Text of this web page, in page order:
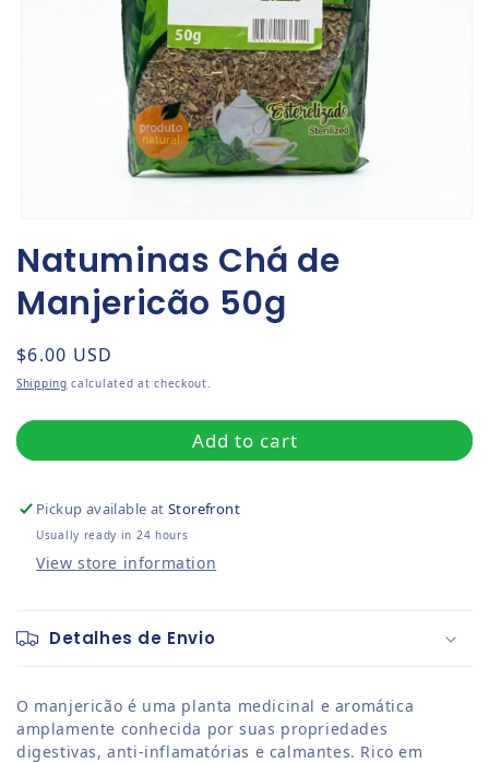
Natuminas Chá de
Manjericão 50g
Regular price
$6.00 USD
Shipping calculated at checkout.
Add to cart
Pickup available atStorefront
Usually ready in 24 hours
View store information
Detalhes de Envio
O manjericão é uma planta medicinal e aromática
amplamente conhecida por suas propriedades
digestivas, anti-inflamatórias e calmantes. Rico em